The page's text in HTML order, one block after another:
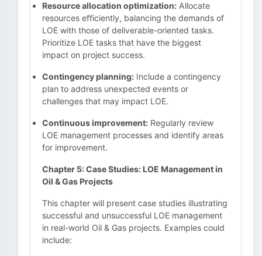
Resource allocation optimization: Allocate
resources efficiently, balancing the demands of
LOE with those of deliverable-oriented tasks.
Prioritize LOE tasks that have the biggest
impact on project success.
Contingency planning: Include a contingency
plan to address unexpected events or
challenges that may impact LOE.
Continuous improvement: Regularly review
LOE management processes and identify areas
for improvement.
Chapter 5: Case Studies: LOE Management in
Oil & Gas Projects
This chapter will present case studies illustrating
successful and unsuccessful LOE management
in real-world Oil & Gas projects. Examples could
include: